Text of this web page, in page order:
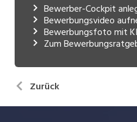
Bewerber-Cockpit
Bewerbungsvideo
Bewerbungsfoto mit
Zum
Zurück